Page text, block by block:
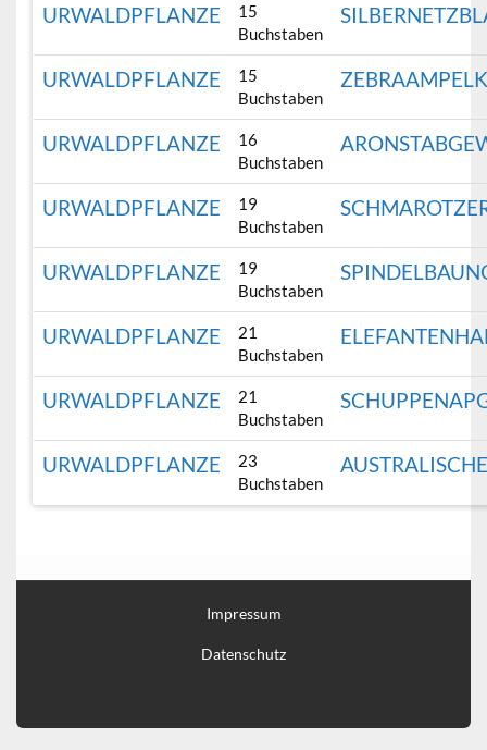
URWALDPFLANZE
15
Buchstaben
URWALDPFLANZE
15
Buchstaben
URWALDPFLANZE
16
Buchstaben
URWALDPFLANZE
19
Buchstaben
URWALDPFLANZE
19
Buchstaben
URWALDPFLANZE
21
Buchstaben
URWALDPFLANZE
21
Buchstaben
URWALDPFLANZE
23
Buchstaben
Impressum
Datenschutz